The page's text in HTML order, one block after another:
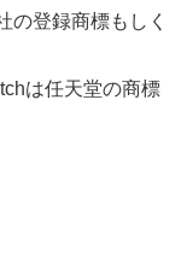
の登録商標もしく
は任天堂の商標